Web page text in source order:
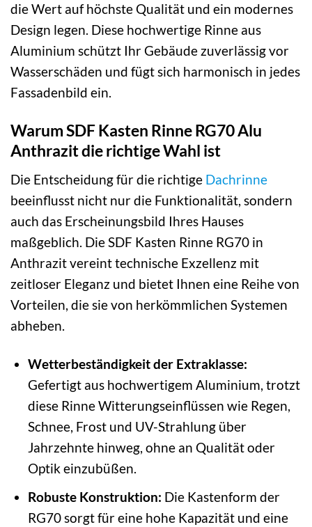
die Wert auf höchste Qualität und ein modernes
Design legen. Diese hochwertige Rinne aus
Aluminium schützt Ihr Gebäude zuverlässig vor
Wasserschäden und fügt sich harmonisch in jedes
Fassadenbild ein.
Warum SDF Kasten Rinne RG70 Alu
Anthrazit die richtige Wahl ist
Die Entscheidung für die richtige Dachrinne
beeinflusst nicht nur die Funktionalität, sondern
auch das Erscheinungsbild Ihres Hauses
maßgeblich. Die SDF Kasten Rinne RG70 in
Anthrazit vereint technische Exzellenz mit
zeitloser Eleganz und bietet Ihnen eine Reihe von
Vorteilen, die sie von herkömmlichen Systemen
abheben.
Wetterbeständigkeit der Extraklasse:
Gefertigt aus hochwertigem Aluminium, trotzt
diese Rinne Witterungseinflüssen wie Regen,
Schnee, Frost und UV-Strahlung über
Jahrzehnte hinweg, ohne an Qualität oder
Optik einzubüßen.
Robuste Konstruktion: Die Kastenform der
RG70 sorgt für eine hohe Kapazität und eine